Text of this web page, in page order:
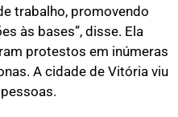
trabalho, promovendo
às bases”, disse. Ela
protestos em inúmeras
A cidade de Vitória viu